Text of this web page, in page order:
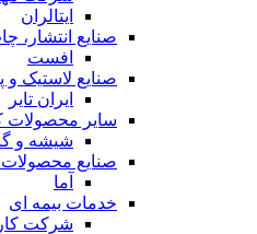
ایتالران
صنایع انتشار،
افست
صنایع لاستیک و
ایران تایر
ساير محصولات
شیشه و
صنایع
آما
خدمات بیمه ای
شرکت